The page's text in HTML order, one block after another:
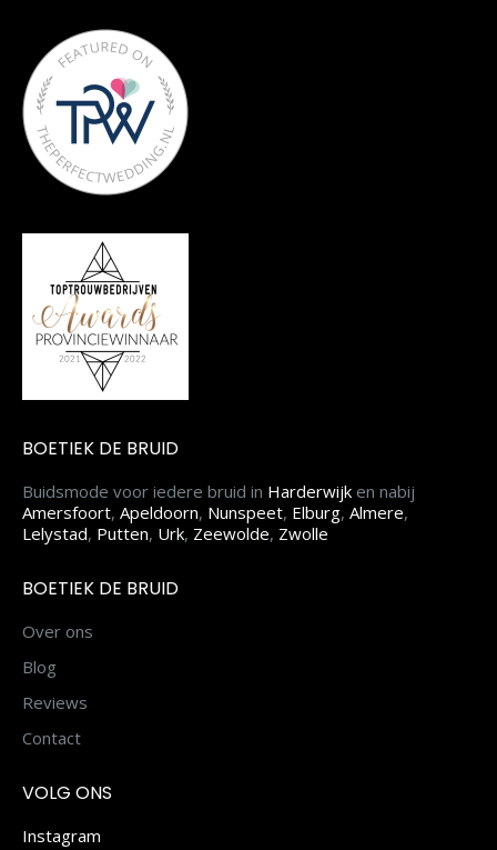
BOETIEK DE BRUID
Buidsmode voor iedere bruid in Harderwijk en nabij
Amersfoort, Apeldoorn, Nunspeet, Elburg, Almere,
Lelystad, Putten, Urk, Zeewolde, Zwolle
BOETIEK DE BRUID
Over ons
Blog
Reviews
Contact
VOLG ONS
Instagram